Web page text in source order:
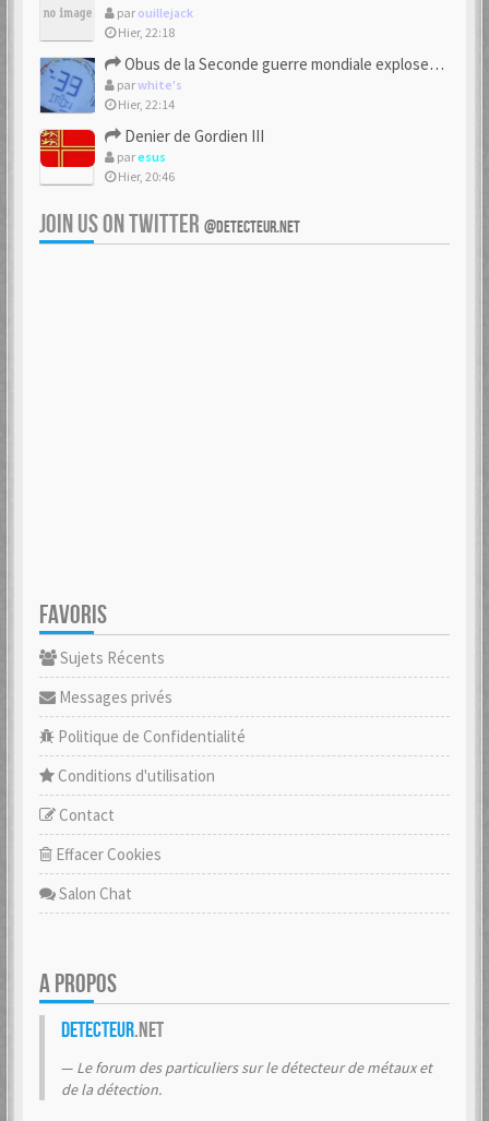
par ouillejack
Hier, 22:18
Obus de la Seconde guerre mondiale explosent dans des champs.
parwhite's
Hier, 22:14
Denier de Gordien III
paresus
Hier, 20:46
JOIN US ON TWITTER @DETECTEUR.NET
FAVORIS
Sujets Récents
Messages privés
Politique de Confidentialité
Conditions d'utilisation
Contact
Effacer Cookies
Salon Chat
A PROPOS
Detecteur.net
Le forum des particuliers sur le détecteur de métaux et
de la détection.